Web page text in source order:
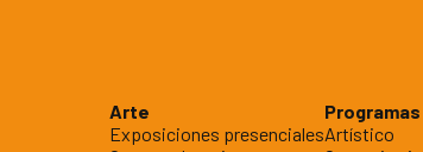
Arte
Exposiciones presenciales
Programas
Artístico